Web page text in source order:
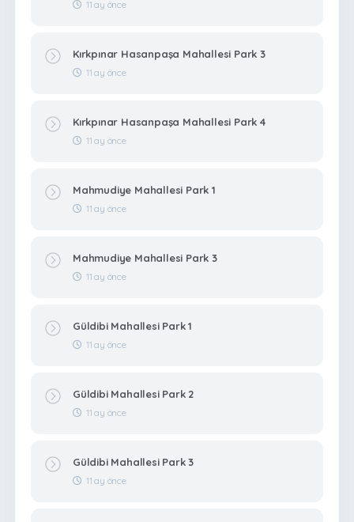
11 ay önce
Kırkpınar Hasanpaşa Mahallesi Park 3
11 ay önce
Kırkpınar Hasanpaşa Mahallesi Park 4
11 ay önce
Mahmudiye Mahallesi Park 1
11 ay önce
Mahmudiye Mahallesi Park 3
11 ay önce
Güldibi Mahallesi Park 1
11 ay önce
Güldibi Mahallesi Park 2
11 ay önce
Güldibi Mahallesi Park 3
11 ay önce